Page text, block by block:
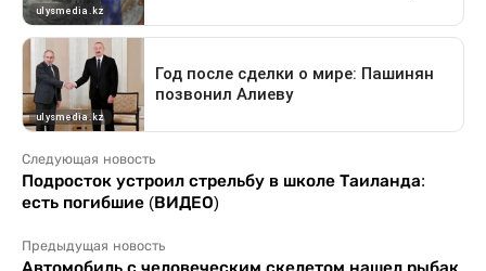
Следующая новость
Подросток устроил стрельбу в школе Таиланда:
есть погибшие (ВИДЕО)
Предыдущая новость
Автомобиль с человеческим скелетом нашел рыбак